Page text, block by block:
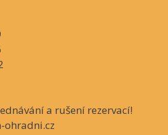
a rušení rezervací!
ohradni.cz